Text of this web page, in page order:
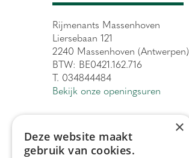
Rijmenants Massenhoven
Liersebaan 121
2240 Massenhoven (Antwerpen)
BTW: BE0421.162.716
T. 034844484
Bekijk onze openingsuren
×
Deze website maakt
gebruik van cookies.